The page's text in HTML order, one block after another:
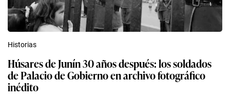
Historias
Húsares de Junín 30 años después: los soldados
de Palacio de Gobierno en archivo fotográfico
inédito